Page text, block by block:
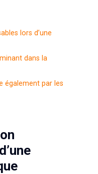
lors d’une
dans la
également par les